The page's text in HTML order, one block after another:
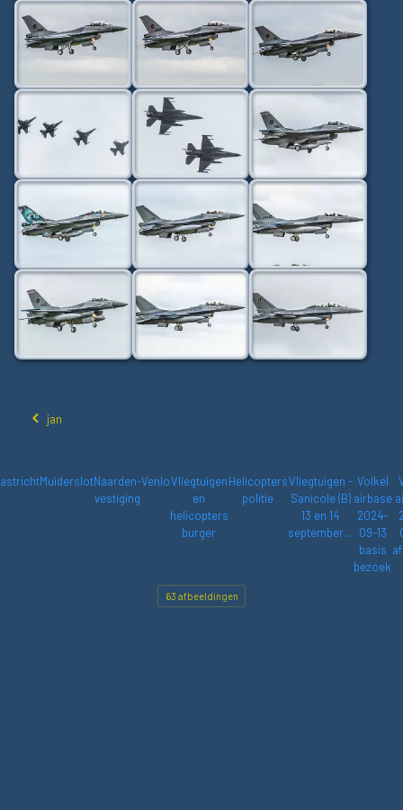
jan
MuiderslotNaarden-
vestiging
VenloVliegtuigen
en
helicopters
burger
Helicopters
politie
Vliegtuigen -
Sanicole (B)
13 en 14
september…
Volkel
airbase
2024-
09-13
basis
bezoek
63 afbeeldingen